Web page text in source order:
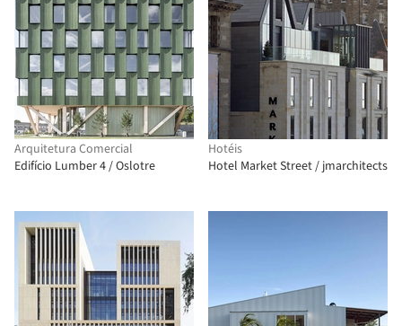
Arquitetura Comercial
Edifício Lumber 4 / Oslotre
Hotéis
Hotel Market Street / jmarchitects